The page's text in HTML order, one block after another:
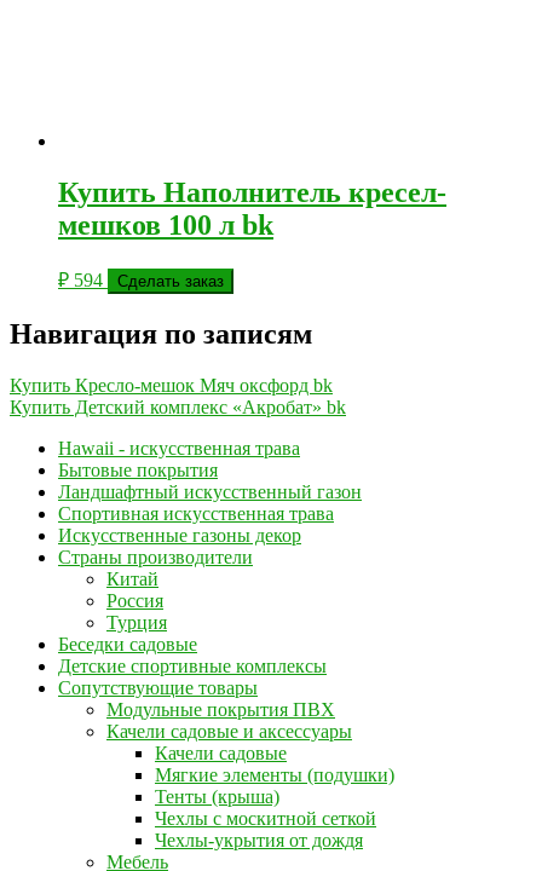
Купить Наполнитель кресел-
мешков 100 л bk
₽ 594 Сделать заказ
Навигация по записям
Купить Кресло-мешок Мяч оксфорд bk
Купить Детский комплекс «Акробат» bk
Hawaii - искусственная трава
Бытовые покрытия
Ландшафтный искусственный газон
Спортивная искусственная трава
Искусственные газоны декор
Страны производители
Китай
Россия
Турция
Беседки садовые
Детские спортивные комплексы
Сопутствующие товары
Модульные покрытия ПВХ
Качели садовые и аксессуары
Качели садовые
Мягкие элементы (подушки)
Тенты (крыша)
Чехлы с москитной сеткой
Чехлы-укрытия от дождя
Мебель